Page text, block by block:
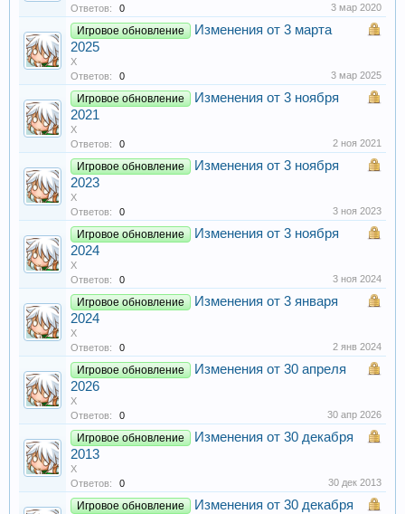
Ответов:
0 3 мар 2020
Игровое обновление
Изменения от 3 марта
2025
X
Ответов:
0 3 мар 2025
Игровое обновление
Изменения от 3 ноября
2021
X
Ответов:
0 2 ноя 2021
Игровое обновление
Изменения от 3 ноября
2023
X
Ответов:
0 3 ноя 2023
Игровое обновление
Изменения от 3 ноября
2024
X
Ответов:
0 3 ноя 2024
Игровое обновление
Изменения от 3 января
2024
X
Ответов:
0 2 янв 2024
Игровое обновление
Изменения от 30 апреля
2026
X
Ответов:
0 30 апр 2026
Игровое обновление
Изменения от 30 декабря
2013
X
Ответов:
0 30 дек 2013
Игровое обновление
Изменения от 30 декабря